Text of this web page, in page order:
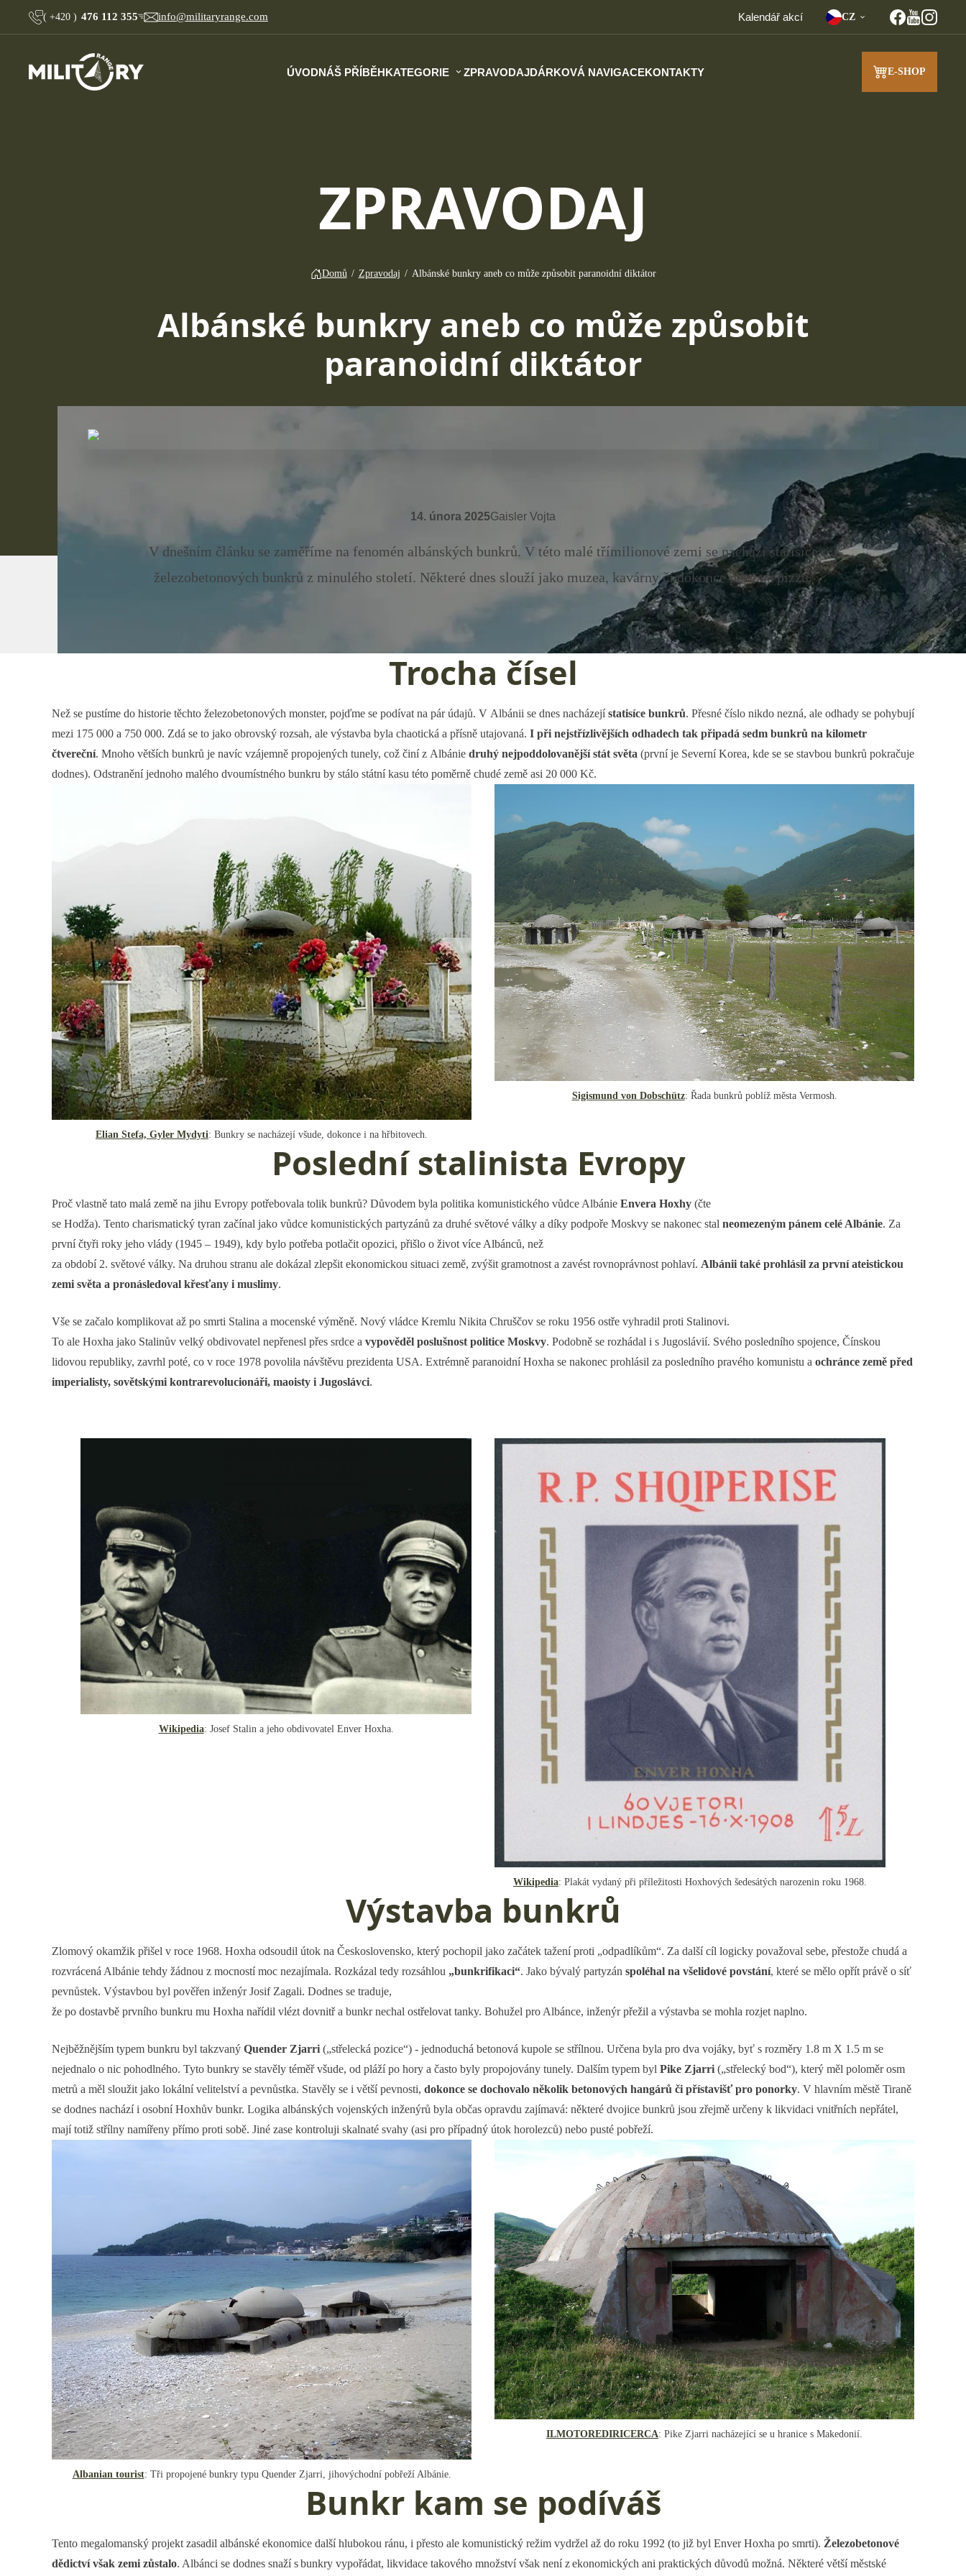
( +420 ) 476 112 355 info@militaryrange.com Kalendář akcí CZ
ÚVODNÁŠ PŘÍBĚHKATEGORIE ZPRAVODAJDÁRKOVÁ NAVIGACEKONTAKTY E-SHOP
ZPRAVODAJ
Domů / Zpravodaj / Albánské bunkry aneb co může způsobit paranoidní diktátor
Albánské bunkry aneb co může způsobit
paranoidní diktátor
14. února 2025Gaisler Vojta
V dnešním článku se zaměříme na fenomén albánských bunkrů. V této malé třímilionové zemi se nachází statisíce
železobetonových bunkrů z minulého století. Některé dnes slouží jako muzea, kavárny či dokonce pece na pizzu.
Trocha čísel
Než se pustíme do historie těchto železobetonových monster, pojďme se podívat na pár údajů. V Albánii se dnes nacházejístatisíce bunkrů. Přesné číslo nikdo nezná, ale odhady se pohybují
mezi 175 000 a 750 000. Zdá se to jako obrovský rozsah, ale výstavba byla chaotická a přísně utajovaná. I při nejstřízlivějších odhadech tak připadá sedm bunkrů na kilometr
čtvereční. Mnoho větších bunkrů je navíc vzájemně propojených tunely, což činí z Albánie druhý nejpoddolovanější stát světa (první je Severní Korea, kde se se stavbou bunkrů pokračuje
dodnes). Odstranění jednoho malého dvoumístného bunkru by stálo státní kasu této poměrně chudé země asi 20 000 Kč.
Elian Stefa, Gyler Mydyti: Bunkry se nacházejí všude, dokonce i na hřbitovech.
Sigismund von Dobschütz: Řada bunkrů poblíž města Vermosh.
Poslední stalinista Evropy
Proč vlastně tato malá země na jihu Evropy potřebovala tolik bunkrů? Důvodem byla politika komunistického vůdce Albánie Envera Hoxhy (čte
se Hodža). Tento charismatický tyran začínal jako vůdce komunistických partyzánů za druhé světové války a díky podpoře Moskvy se nakonec stal neomezeným pánem celé Albánie. Za
první čtyři roky jeho vlády (1945 – 1949), kdy bylo potřeba potlačit opozici, přišlo o život více Albánců, než
za období 2. světové války. Na druhou stranu ale dokázal zlepšit ekonomickou situaci země, zvýšit gramotnost a zavést rovnoprávnost pohlaví. Albánii také prohlásil za první ateistickou
zemi světa a pronásledoval křesťany i muslimy.
Vše se začalo komplikovat až po smrti Stalina a mocenské výměně. Nový vládce Kremlu Nikita Chruščov se roku 1956 ostře vyhradil proti Stalinovi.
To ale Hoxha jako Stalinův velký obdivovatel nepřenesl přes srdce a vypověděl poslušnost politice Moskvy. Podobně se rozhádal i s Jugoslávií. Svého posledního spojence, Čínskou
lidovou republiky, zavrhl poté, co v roce 1978 povolila návštěvu prezidenta USA. Extrémně paranoidní Hoxha se nakonec prohlásil za posledního pravého komunistu a ochránce země před
imperialisty, sovětskými kontrarevolucionáři, maoisty i Jugoslávci.
Wikipedia: Josef Stalin a jeho obdivovatel Enver Hoxha.
Wikipedia: Plakát vydaný při příležitosti Hoxhových šedesátých narozenin roku 1968.
Výstavba bunkrů
Zlomový okamžik přišel v roce 1968. Hoxha odsoudil útok na Československo, který pochopil jako začátek tažení proti „odpadlíkům“. Za další cíl logicky považoval sebe, přestože chudá a
rozvrácená Albánie tehdy žádnou z mocností moc nezajímala. Rozkázal tedy rozsáhlou „bunkrifikaci“. Jako bývalý partyzán spoléhal na všelidové povstání, které se mělo opřít právě o síť
pevnůstek. Výstavbou byl pověřen inženýr Josif Zagali. Dodnes se traduje,
že po dostavbě prvního bunkru mu Hoxha nařídil vlézt dovnitř a bunkr nechal ostřelovat tanky. Bohužel pro Albánce, inženýr přežil a výstavba se mohla rozjet naplno.
Nejběžnějším typem bunkru byl takzvaný Quender Zjarri („střelecká pozice“) - jednoduchá betonová kupole se střílnou. Určena byla pro dva vojáky, byť s rozměry 1.8 m X 1.5 m se
nejednalo o nic pohodlného. Tyto bunkry se stavěly téměř všude, od pláží po hory a často byly propojovány tunely. Dalším typem byl Pike Zjarri („střelecký bod“), který měl poloměr osm
metrů a měl sloužit jako lokální velitelství a pevnůstka. Stavěly se i větší pevnosti, dokonce se dochovalo několik betonových hangárů či přístavišť pro ponorky. V hlavním městě Tiraně
se dodnes nachází i osobní Hoxhův bunkr. Logika albánských vojenských inženýrů byla občas opravdu zajímavá: některé dvojice bunkrů jsou zřejmě určeny k likvidaci vnitřních nepřátel,
mají totiž střílny namířeny přímo proti sobě. Jiné zase kontroluji skalnaté svahy (asi pro případný útok horolezců) nebo pusté pobřeží.
Albanian tourist: Tři propojené bunkry typu Quender Zjarri, jihovýchodní pobřeží Albánie.
ILMOTOREDIRICERCA: Pike Zjarri nacházející se u hranice s Makedonií.
Bunkr kam se podíváš
Tento megalomanský projekt zasadil albánské ekonomice další hlubokou ránu, i přesto ale komunistický režim vydržel až do roku 1992 (to již byl Enver Hoxha po smrti). Železobetonové
dědictví však zemi zůstalo. Albánci se dodnes snaží s bunkry vypořádat, likvidace takového množství však není z ekonomických ani praktických důvodů možná. Některé větší městské